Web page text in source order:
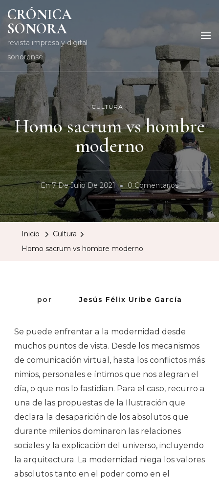
CRÓNICA
SONORA
revista impresa y digital
sonorense
CULTURA
Homo sacrum vs hombre
moderno
En7 De Julio De 2021 0 ComentariosEn
Homo
Sacrum
Inicio
Cultura
Homo sacrum vs hombre moderno
por Jesús Félix Uribe García
Se puede enfrentar a la modernidad desde
muchos puntos de vista. Desde los mecanismos
de comunicación virtual, hasta los conflictos más
nimios, personales e íntimos que nos alegran el
día, o que nos lo fastidian. Para el caso, recurro a
una de las propuestas de la Ilustración que
declara la desaparición de los absolutos que
durante milenios dominaron las relaciones
sociales y la explicación del universo, incluyendo
la arquitectura. La modernidad niega los valores
absolutos tanto en el poder como en el